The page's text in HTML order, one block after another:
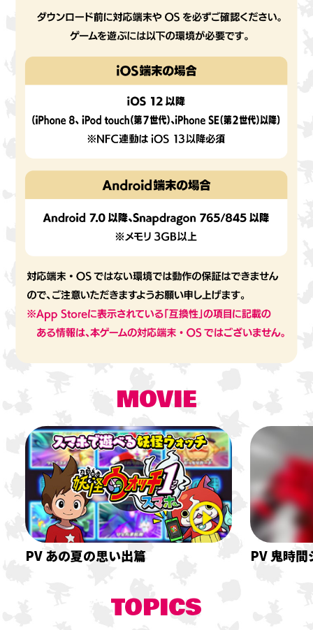
MOVIE
PV あの夏の思い出篇 PV 鬼時間
TOPICS